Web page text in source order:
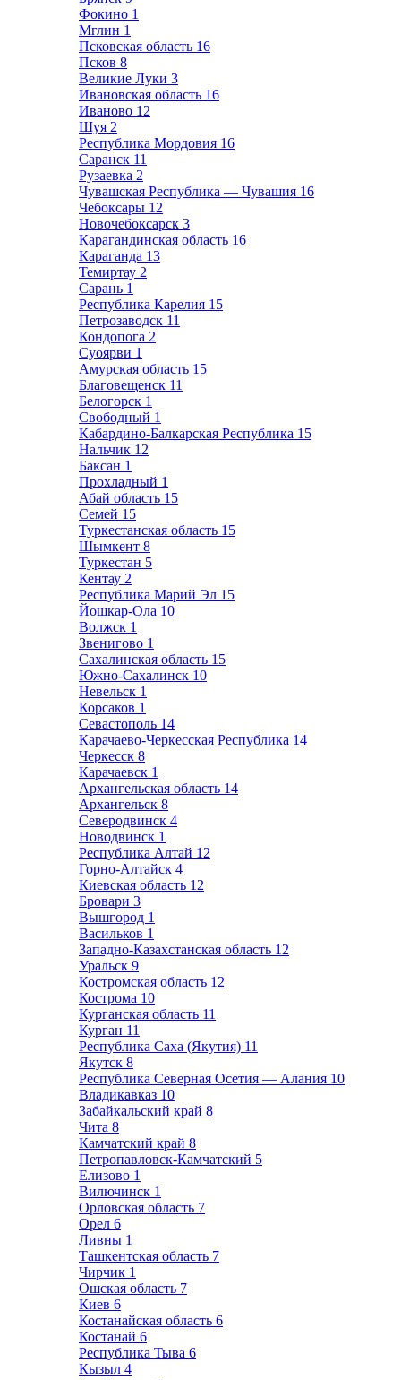
Фокино 1
Мглин 1
Псковская область 16
Псков 8
Великие Луки 3
Ивановская область 16
Иваново 12
Шуя 2
Республика Мордовия 16
Саранск 11
Рузаевка 2
Чувашская Республика — Чувашия 16
Чебоксары 12
Новочебоксарск 3
Карагандинская область 16
Караганда 13
Темиртау 2
Сарань 1
Республика Карелия 15
Петрозаводск 11
Кондопога 2
Суоярви 1
Амурская область 15
Благовещенск 11
Белогорск 1
Свободный 1
Кабардино-Балкарская Республика 15
Нальчик 12
Баксан 1
Прохладный 1
Абай область 15
Семей 15
Туркестанская область 15
Шымкент 8
Туркестан 5
Кентау 2
Республика Марий Эл 15
Йошкар-Ола 10
Волжск 1
Звенигово 1
Сахалинская область 15
Южно-Сахалинск 10
Невельск 1
Корсаков 1
Севастополь 14
Карачаево-Черкесская Республика 14
Черкесск 8
Карачаевск 1
Архангельская область 14
Архангельск 8
Северодвинск 4
Новодвинск 1
Республика Алтай 12
Горно-Алтайск 4
Киевская область 12
Бровари 3
Вышгород 1
Васильков 1
Западно-Казахстанская область 12
Уральск 9
Костромская область 12
Кострома 10
Курганская область 11
Курган 11
Республика Саха (Якутия) 11
Якутск 8
Республика Северная Осетия — Алания 10
Владикавказ 10
Забайкальский край 8
Чита 8
Камчатский край 8
Петропавловск-Камчатский 5
Елизово 1
Вилючинск 1
Орловская область 7
Орел 6
Ливны 1
Ташкентская область 7
Чирчик 1
Ошская область 7
Киев 6
Костанайская область 6
Костанай 6
Республика Тыва 6
Кызыл 4